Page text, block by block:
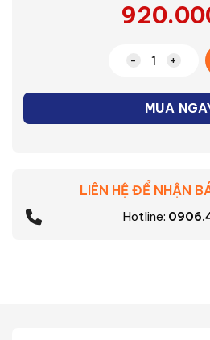
Quạt đảo cơ
MUA
LIÊN HỆ ĐỂ NHẬN
Hotline: